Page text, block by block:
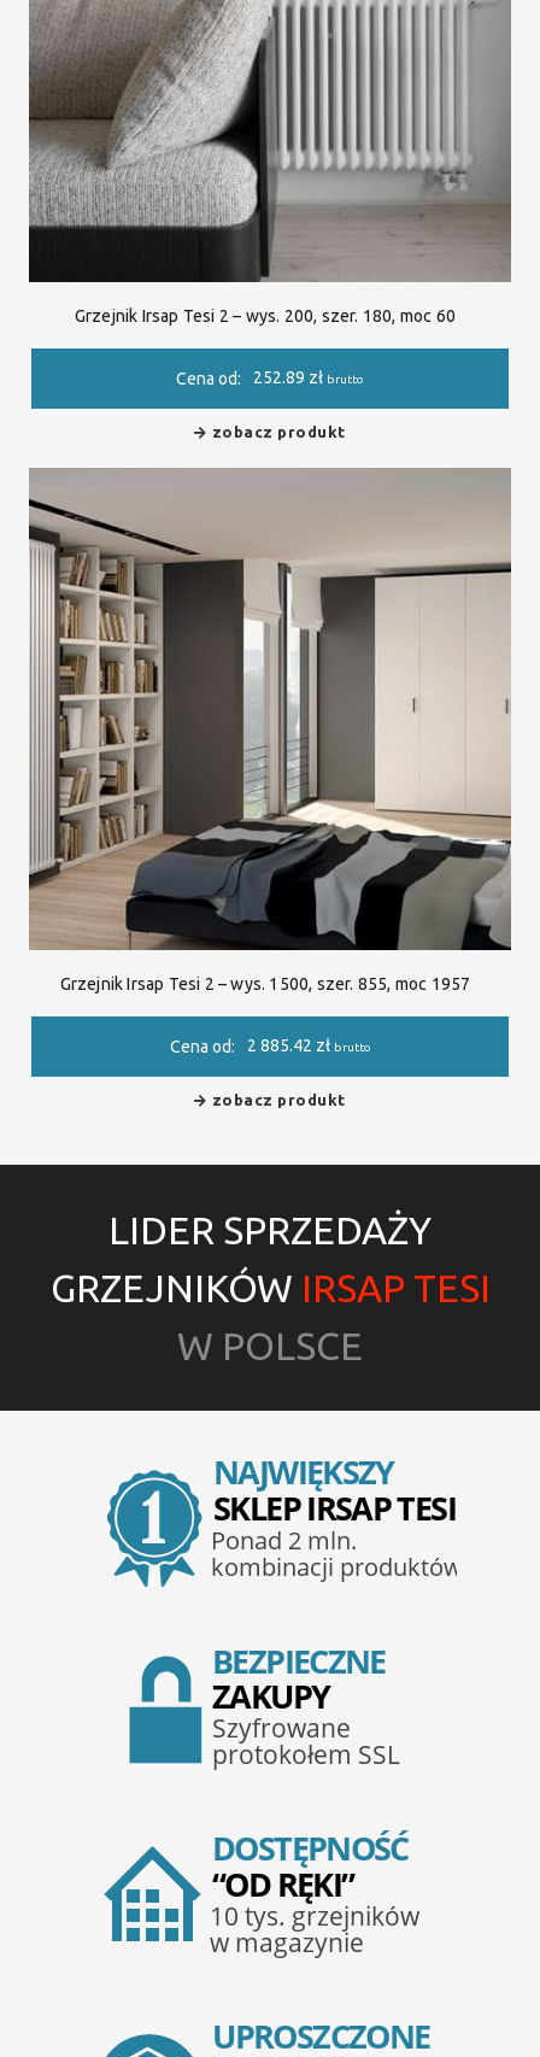
Grzejnik Irsap Tesi 2 – wys. 200, szer. 180, moc 60
Cena od: 252.89 zł brutto
zobacz produkt
Grzejnik Irsap Tesi 2 – wys. 1500, szer. 855, moc 1957
Cena od: 2 885.42 zł brutto
zobacz produkt
LIDER SPRZEDAŻY
GRZEJNIKÓW IRSAP TESI
W POLSCE